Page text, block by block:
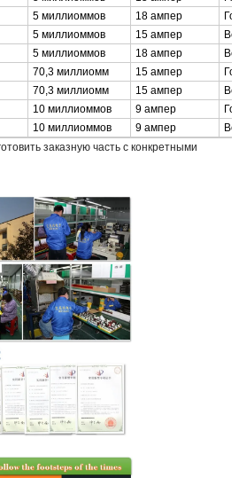
5 миллиоммов 18 ампер
5 миллиоммов 15 ампер
5 миллиоммов 18 ампер
70,3 миллиомм 15 ампер
70,3 миллиомм 15 ампер
10 миллиоммов 9 ампер
10 миллиоммов 9 ампер
заказную часть с конкретными